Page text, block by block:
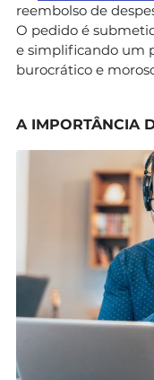
reembolso de
O pedido é
e simplificando um
burocrático e
A IMPORTÂNCIA